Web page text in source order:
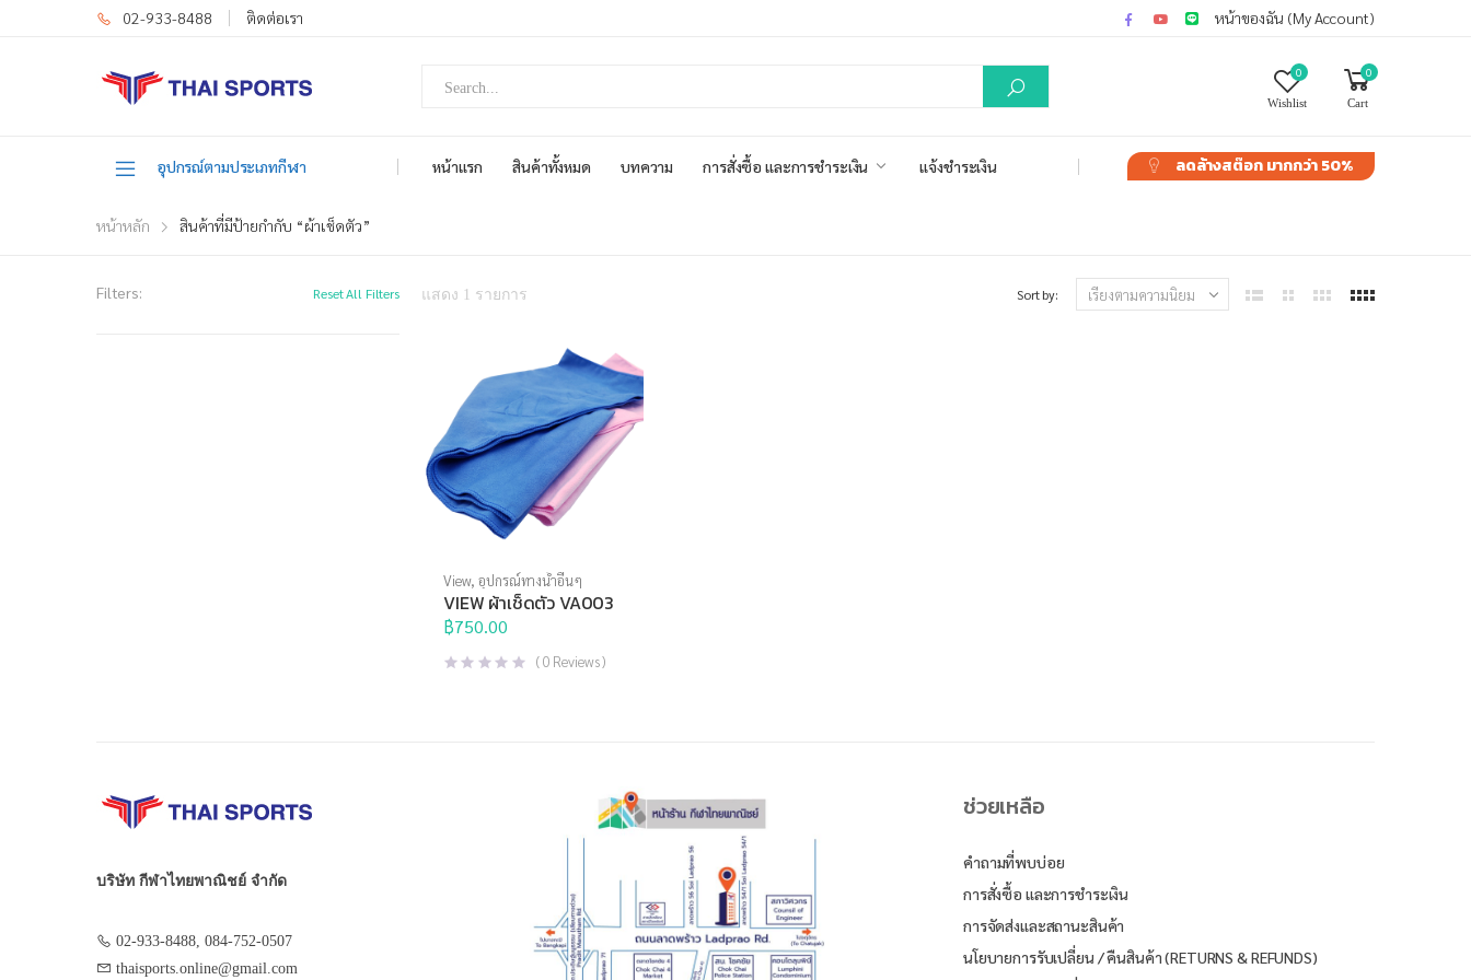
02-933-8488 ติดต่อเรา หน้าของฉัน (My Account)
0
Wishlist
0
Cart
อุปกรณ์ตามประเภทกีฬา หน้าแรก สินค้าทั้งหมด บทความ การสั่งซื้อ และการชำระเงิน แจ้งชำระเงิน ลดล้างสต๊อกมากกว่า 50%
หน้าหลัก สินค้าที่มีป้ายกำกับ “ผ้าเช็ดตัว”
Filters: Reset All Filters แสดง 1 รายการ Sort by:
View,อุปกรณ์ทางน้ำอื่นๆ
VIEW ผ้าเช็ดตัว VA003
฿750.00
(0 Reviews )
บริษัท กีฬาไทยพาณิชย์ จำกัด
02-933-8488, 084-752-0507
thaisports.online@gmail.com
ช่วยเหลือ
คำถามที่พบบ่อย
การสั่งซื้อ และการชำระเงิน
การจัดส่งและสถานะสินค้า
นโยบายการรับเปลี่ยน / คืนสินค้า (RETURNS & REFUNDS)